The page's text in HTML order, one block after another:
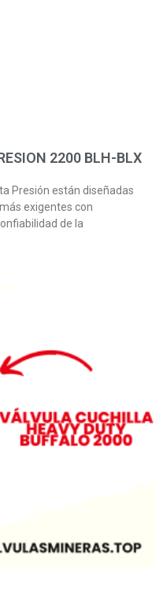
2200 BLH-BLX
Presión están diseñadas
exigentes con
de la